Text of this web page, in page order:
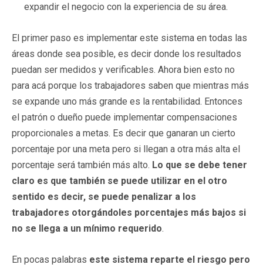
expandir el negocio con la experiencia de su área.
El primer paso es implementar este sistema en todas las
áreas donde sea posible, es decir donde los resultados
puedan ser medidos y verificables. Ahora bien esto no
para acá porque los trabajadores saben que mientras más
se expande uno más grande es la rentabilidad. Entonces
el patrón o dueño puede implementar compensaciones
proporcionales a metas. Es decir que ganaran un cierto
porcentaje por una meta pero si llegan a otra más alta el
porcentaje será también más alto. Lo que se debe tener
claro es que también se puede utilizar en el otro
sentido es decir, se puede penalizar a los
trabajadores otorgándoles porcentajes más bajos si
no se llega a un mínimo requerido.
En pocas palabras este sistema reparte el riesgo pero